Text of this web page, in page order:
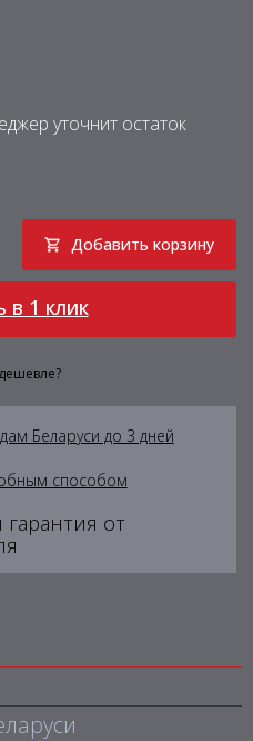
уточнит остаток
Добавить корзину
в 1 клик
Беларуси до 3 дней
способом
от